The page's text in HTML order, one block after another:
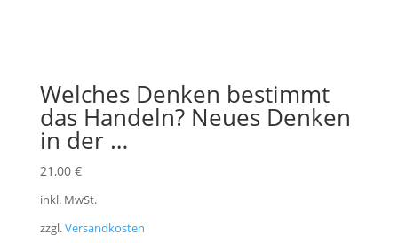
Welches Denken bestimmt
das Handeln? Neues Denken
in der …
21,00 €
inkl. MwSt.
zzgl.Versandkosten